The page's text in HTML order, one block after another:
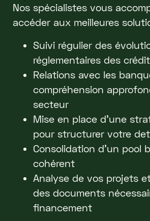
Nos spécialistes vous
accéder aux meilleures
Suivi régulier des
réglementaires des
Relations avec les
compréhension
secteur
Mise en place d'une
pour structurer votre
Consolidation d'un pool
cohérent
Analyse de vos projets
des documents
financement